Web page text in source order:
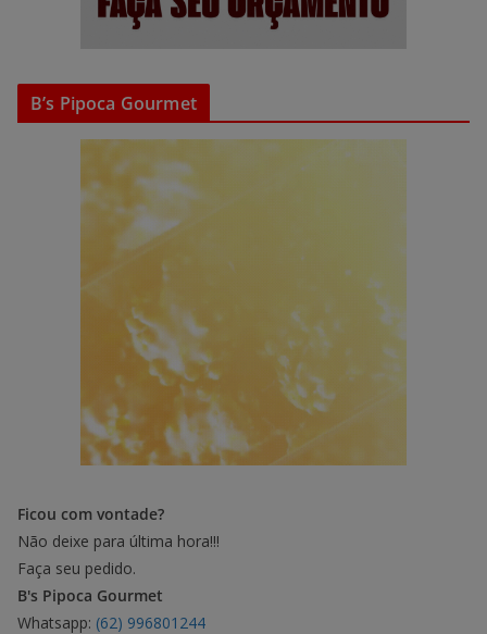
B’s Pipoca Gourmet
Ficou com vontade?
Não deixe para última hora!!!
Faça seu pedido.
B's Pipoca Gourmet
Whatsapp: (62) 996801244